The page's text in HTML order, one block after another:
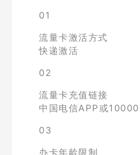
01
流量卡激活方式
快递激活
02
流量卡充值链接
中国电信APP或10000
03
办卡年龄限制